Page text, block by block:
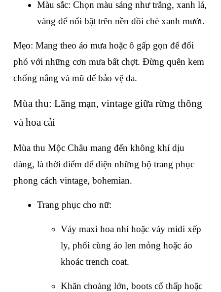
Màu sắc: Chọn màu sáng như trắng, xanh lá,
vàng để nổi bật trên nền đồi chè xanh mướt.
Mẹo: Mang theo áo mưa hoặc ô gấp gọn để đối
phó với những cơn mưa bất chợt. Đừng quên kem
chống nắng và mũ để bảo vệ da.
Mùa thu: Lãng mạn, vintage giữa rừng thông
và hoa cải
Mùa thu Mộc Châu mang đến không khí dịu
dàng, là thời điểm để diện những bộ trang phục
phong cách vintage, bohemian.
Trang phục cho nữ:
Váy maxi hoa nhí hoặc váy midi xếp
ly, phối cùng áo len mỏng hoặc áo
khoác trench coat.
Khăn choàng lớn, boots cổ thấp hoặc